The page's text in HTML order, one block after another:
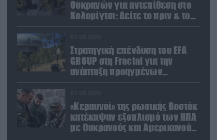
Ουκρανών για αντεπίθεση στο
Κολομίγτσι: Δείτε το πριν & το
μετά της προσπάθειάς τους
Στρατηγική επένδυση του EFA
GROUP στη Fractal για την
ανάπτυξη προηγμένων
αμυντικών τεχνολογιών σε
«Κεραυνοί» της ρωσικής Βοστόκ
κατέκαψαν εξοπλισμό των ΗΠΑ
με Ουκρανούς και Αμερικανούς